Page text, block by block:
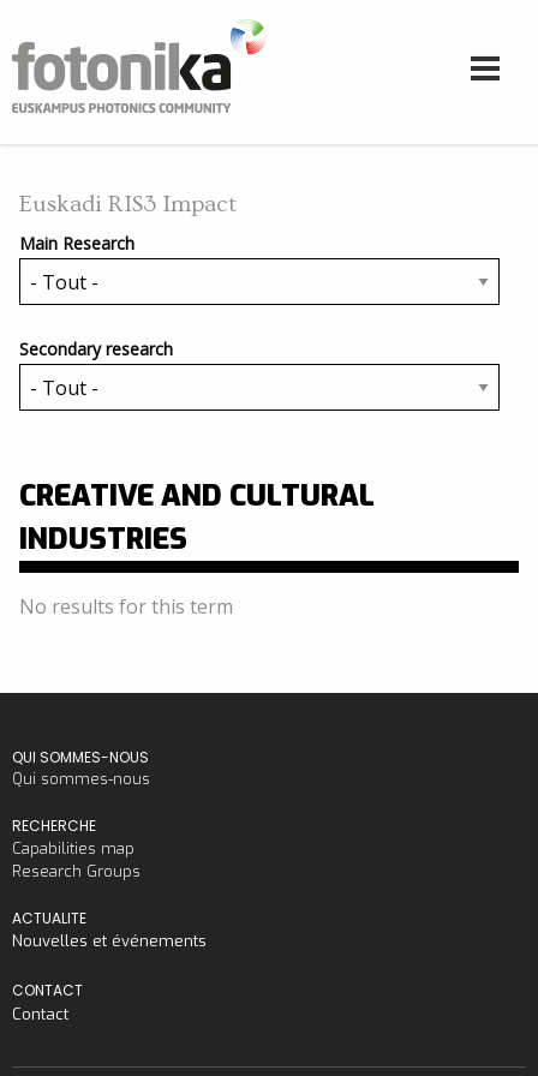
CREATIVE AND CULTURAL
INDUSTRIES
Euskadi RIS3 Impact
Main Research
Secondary research
No results for this term
QUI SOMMES-NOUS
Qui sommes-nous
RECHERCHE
Capabilities map
Research Groups
ACTUALITE
Nouvelles et événements
CONTACT
Contact